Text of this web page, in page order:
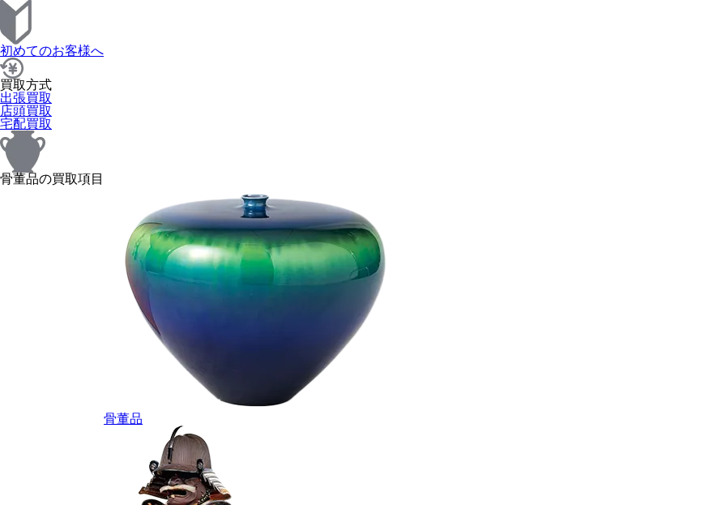
初めてのお客様へ
買取方式
出張買取
店頭買取
宅配買取
骨董品の買取項目
骨董品